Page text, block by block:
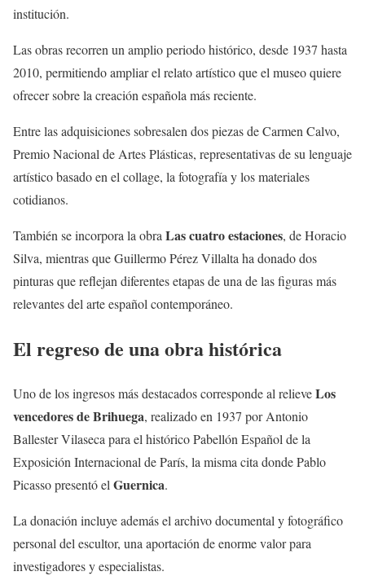
institución.
Las obras recorren un amplio periodo histórico, desde 1937 hasta
2010, permitiendo ampliar el relato artístico que el museo quiere
ofrecer sobre la creación española más reciente.
Entre las adquisiciones sobresalen dos piezas de Carmen Calvo,
Premio Nacional de Artes Plásticas, representativas de su lenguaje
artístico basado en el collage, la fotografía y los materiales
cotidianos.
También se incorpora la obra Las cuatro estaciones, de Horacio
Silva, mientras que Guillermo Pérez Villalta ha donado dos
pinturas que reflejan diferentes etapas de una de las figuras más
relevantes del arte español contemporáneo.
El regreso de una obra histórica
Uno de los ingresos más destacados corresponde al relieveLos
vencedores de Brihuega, realizado en 1937 por Antonio
Ballester Vilaseca para el histórico Pabellón Español de la
Exposición Internacional de París, la misma cita donde Pablo
Picasso presentó el Guernica.
La donación incluye además el archivo documental y fotográfico
personal del escultor, una aportación de enorme valor para
investigadores y especialistas.